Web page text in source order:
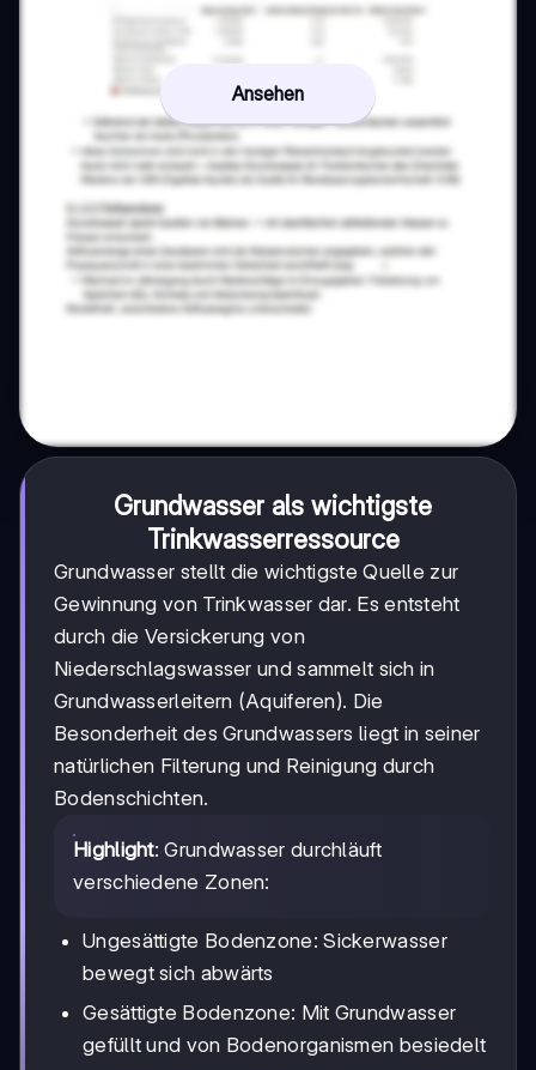
Ansehen
Grundwasser als wichtigste
Trinkwasserressource
Grundwasser stellt die wichtigste Quelle zur
Gewinnung von Trinkwasser dar. Es entsteht
durch die Versickerung von
Niederschlagswasser und sammelt sich in
Grundwasserleitern (Aquiferen). Die
Besonderheit des Grundwassers liegt in seiner
natürlichen Filterung und Reinigung durch
Bodenschichten.
Highlight: Grundwasser durchläuft
verschiedene Zonen:
Ungesättigte Bodenzone: Sickerwasser
bewegt sich abwärts
Gesättigte Bodenzone: Mit Grundwasser
gefüllt und von Bodenorganismen besiedelt